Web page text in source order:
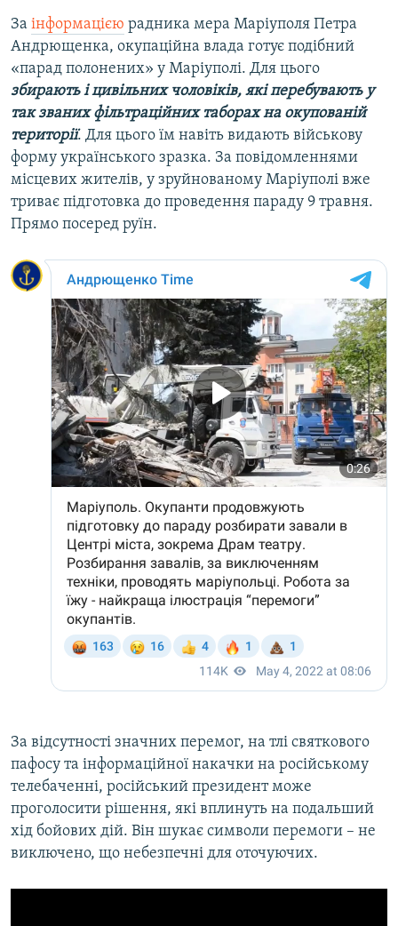
За інформацією радника мера Маріуполя Петра
Андрющенка, окупаційна влада готує подібний
«парад полонених» у Маріуполі. Для цього
збирають і цивільних чоловіків, які перебувають у
так званих фільтраційних таборах на окупованій
території. Для цього їм навіть видають військову
форму українського зразка. За повідомленнями
місцевих жителів, у зруйнованому Маріуполі вже
триває підготовка до проведення параду 9 травня.
Прямо посеред руїн.
За відсутності значних перемог, на тлі святкового
пафосу та інформаційної накачки на російському
телебаченні, російський президент може
проголосити рішення, які вплинуть на подальший
хід бойових дій. Він шукає символи перемоги – не
виключено, що небезпечні для оточуючих.